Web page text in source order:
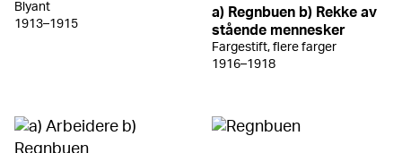
Blyant
1913–1915
a) Regnbuen b) Rekke av
stående mennesker
Fargestift, flere farger
1916–1918